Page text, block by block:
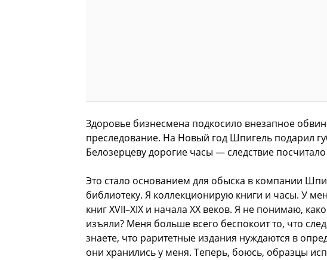
Здоровье бизнесмена подкосило внезапное
преследование. На Новый год Шпигель подарил
Белозерцеву дорогие часы — следствие посчитало
Это стало основанием для обыска в компании
библиотеку. Я коллекционирую книги и часы. У
книг XVII–XIX и начала XX веков. Я не понимаю,
изъяли? Меня больше всего беспокоит то, что
знаете, что раритетные издания нуждаются в
они хранились у меня. Теперь, боюсь, образцы